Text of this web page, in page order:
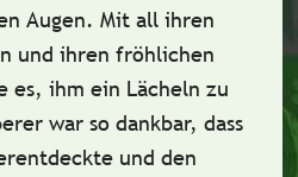
Augen. Mit all ihren
und ihren fröhlichen
es, ihm ein Lächeln zu
war so dankbar, dass
und den